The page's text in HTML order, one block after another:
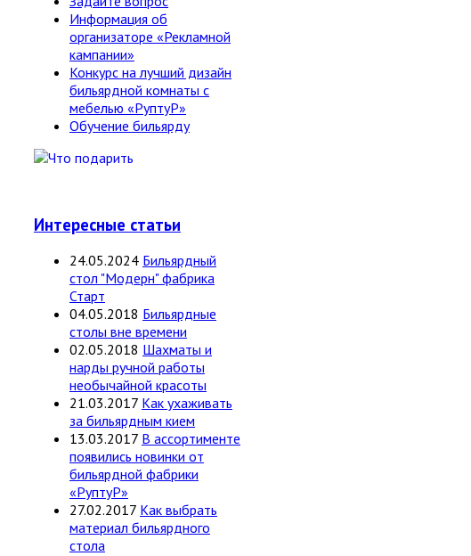
Информация об
организаторе «Рекламной
кампании»
Конкурс на лучший дизайн
бильярдной комнаты с
мебелью «РуптуР»
Обучение бильярду
Интересные статьи
24.05.2024 Бильярдный
стол "Модерн" фабрика
Старт
04.05.2018 Бильярдные
столы вне времени
02.05.2018 Шахматы и
нарды ручной работы
необычайной красоты
21.03.2017 Как ухаживать
за бильярдным кием
13.03.2017 В ассортименте
появились новинки от
бильярдной фабрики
«РуптуР»
27.02.2017 Как выбрать
материал бильярдного
стола